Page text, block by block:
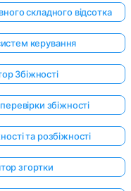
складного відсотка
керування
Збіжності
збіжності
та розбіжності
згортки